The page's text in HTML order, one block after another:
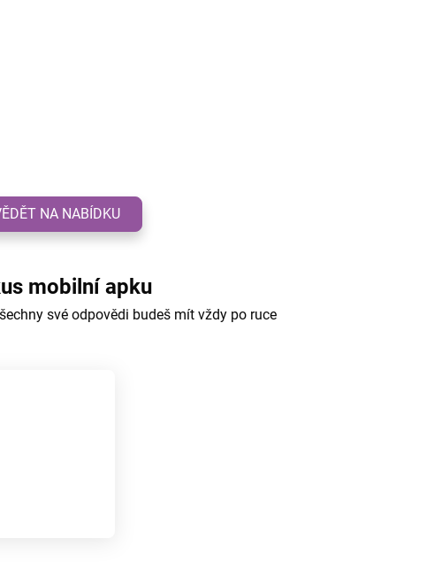
NA NABÍDKU
mobilní apku
své odpovědi budeš mít vždy po ruce